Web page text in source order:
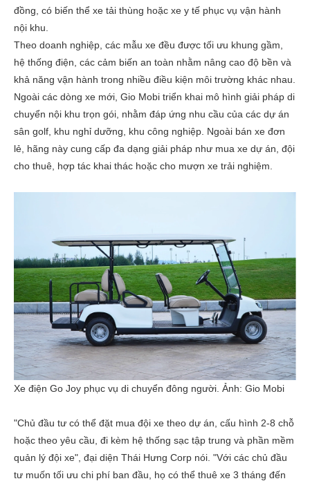
đồng, có biến thể xe tải thùng hoặc xe y tế phục vụ vận hành
nội khu.
Theo doanh nghiệp, các mẫu xe đều được tối ưu khung gầm,
hệ thống điện, các cảm biến an toàn nhằm nâng cao độ bền và
khả năng vận hành trong nhiều điều kiện môi trường khác nhau.
Ngoài các dòng xe mới, Gio Mobi triển khai mô hình giải pháp di
chuyển nội khu trọn gói, nhằm đáp ứng nhu cầu của các dự án
sân golf, khu nghỉ dưỡng, khu công nghiệp. Ngoài bán xe đơn
lẻ, hãng này cung cấp đa dạng giải pháp như mua xe dự án, đội
cho thuê, hợp tác khai thác hoặc cho mượn xe trải nghiệm.
Xe điện Go Joy phục vụ di chuyển đông người. Ảnh: Gio Mobi
"Chủ đầu tư có thể đặt mua đội xe theo dự án, cấu hình 2-8 chỗ
hoặc theo yêu cầu, đi kèm hệ thống sạc tập trung và phần mềm
quản lý đội xe", đại diện Thái Hưng Corp nói. "Với các chủ đầu
tư muốn tối ưu chi phí ban đầu, họ có thể thuê xe 3 tháng đến